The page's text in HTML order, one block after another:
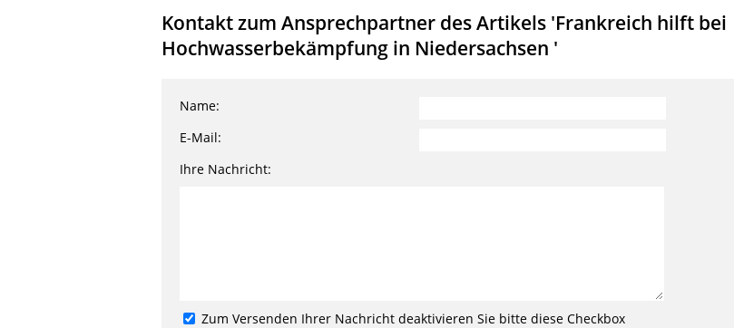
Kontakt zum Ansprechpartner des Artikels 'Frankreich hilft bei
Hochwasserbekämpfung in Niedersachsen '
Name:
E-Mail:
Ihre Nachricht:
Zum Versenden Ihrer Nachricht deaktivieren Sie bitte diese Checkbox